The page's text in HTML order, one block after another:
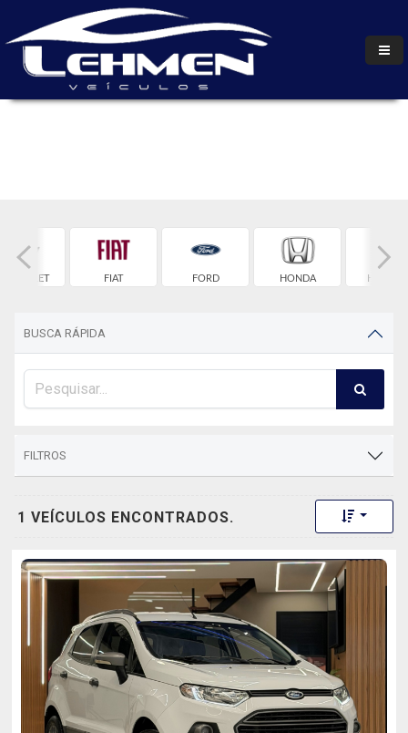
FIAT FORD HONDA
BUSCA RÁPIDA
FILTROS
1 VEÍCULOS ENCONTRADOS. Toggle